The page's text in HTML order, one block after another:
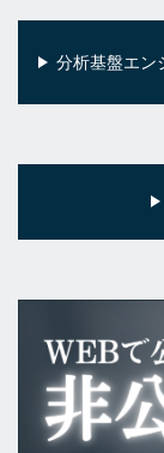
分析基盤エン